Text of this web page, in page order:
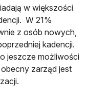
w większości
W 21%
z osób nowych,
kadencji.
jeszcze możliwości
zarząd jest